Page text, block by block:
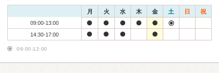
月 火 水 木 金 土 日 祝
09:00-13:00
14:30-17:00
09:00-12:00